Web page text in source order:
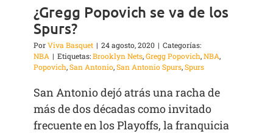
¿Gregg Popovich se va de los
Spurs?
PorViva Basquet | 24 agosto, 2020 | Categorías:
NBA | Etiquetas:Brooklyn Nets,Gregg Popovich,NBA,
Popovich,San Antonio,San Antonio Spurs,Spurs
San Antonio dejó atrás una racha de
más de dos décadas como invitado
frecuente en los Playoffs, la franquicia